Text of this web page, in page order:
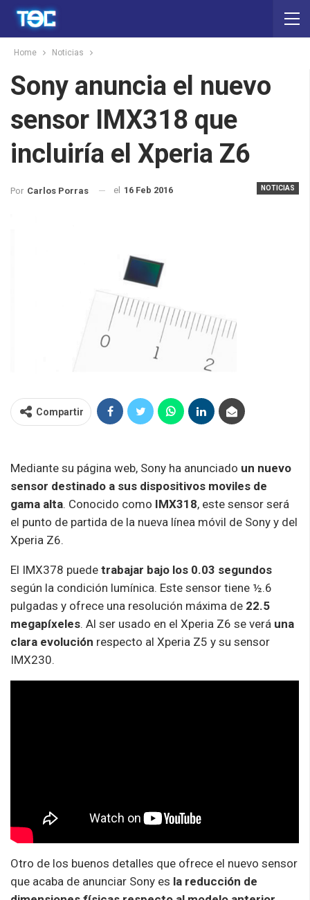
Home Noticias
Sony anuncia el nuevo
sensor IMX318 que
incluiría el Xperia Z6
NOTICIAS
Por Carlos Porras el 16 Feb 2016
Compartir
Mediante su página web, Sony ha anunciado un nuevo
sensor destinado a sus dispositivos moviles de
gama alta. Conocido como IMX318, este sensor será
el punto de partida de la nueva línea móvil de Sony y del
Xperia Z6.
El IMX378 puede trabajar bajo los 0.03 segundos
según la condición lumínica. Este sensor tiene ½.6
pulgadas y ofrece una resolución máxima de 22.5
megapíxeles. Al ser usado en el Xperia Z6 se verá una
clara evolución respecto al Xperia Z5 y su sensor
IMX230.
Otro de los buenos detalles que ofrece el nuevo sensor
que acaba de anunciar Sony es la reducción de